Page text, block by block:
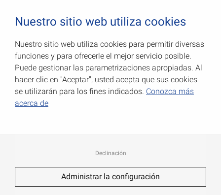
Vástagos roscados
Número de art.: 053216100Z
Nuestro sitio web utiliza cookies
Nuestro sitio web utiliza cookies para permitir diversas
funciones y para ofrecerle el mejor servicio posible.
Puede gestionar las parametrizaciones apropiadas. Al
hacer clic en "Aceptar", usted acepta que sus cookies
se utilizarán para los fines indicados. Conozca más
acerca de
Declinación
Administrar la configuración